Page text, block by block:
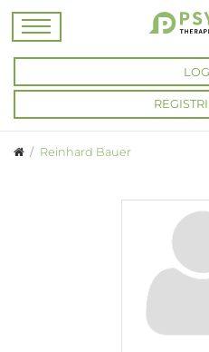
Reinhard Bauer